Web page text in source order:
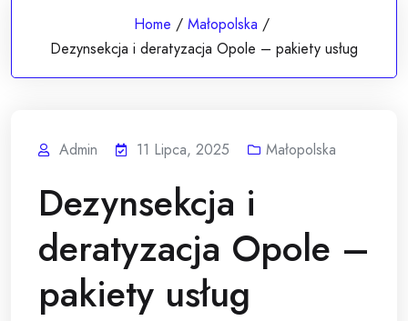
Home / Małopolska /
Dezynsekcja i deratyzacja Opole – pakiety usług
Admin 11 Lipca, 2025 Małopolska
Dezynsekcja i
deratyzacja Opole –
pakiety usług